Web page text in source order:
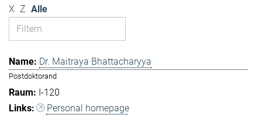
X Z Alle
Dr. Maitraya Bhattacharyya
Postdoktorand
I-120
Personal homepage